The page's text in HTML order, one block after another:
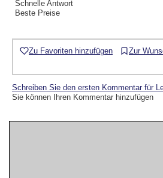
Schnelle Antwort
Beste Preise
Zu Favoriten hinzufügen Zur
Schreiben Sie den ersten Kommentar für
Sie können Ihren Kommentar hinzufügen